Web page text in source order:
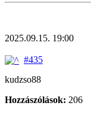
2025.09.15. 19:00
#435
kudzso88
Hozzászólások: 206